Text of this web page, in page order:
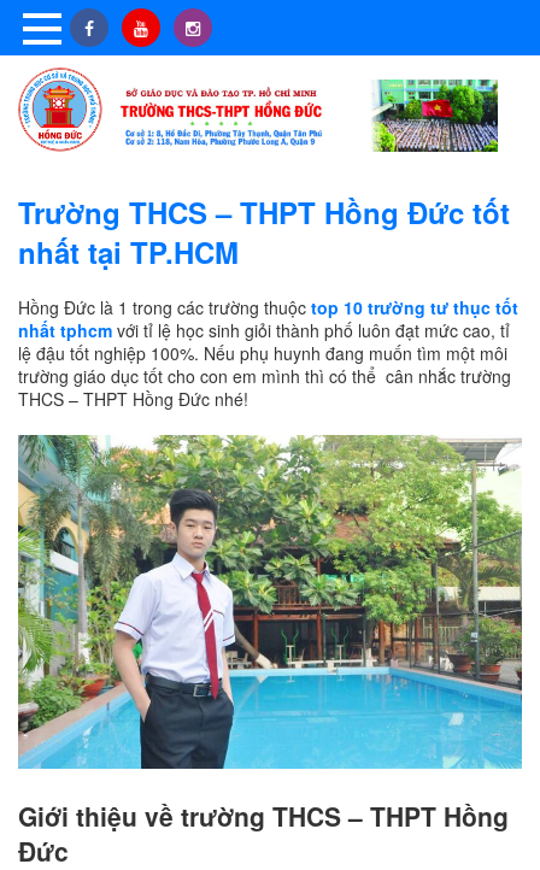
Trường THCS – THPT Hồng Đức tốt
nhất tại TP.HCM
Hồng Đức là 1 trong các trường thuộc top 10 trường tư thục tốt
nhất tphcm với tỉ lệ học sinh giỏi thành phố luôn đạt mức cao, tỉ
lệ đậu tốt nghiệp 100%. Nếu phụ huynh đang muốn tìm một môi
trường giáo dục tốt cho con em mình thì có thể cân nhắc trường
THCS – THPT Hồng Đức nhé!
Giới thiệu về trường THCS – THPT Hồng
Đức